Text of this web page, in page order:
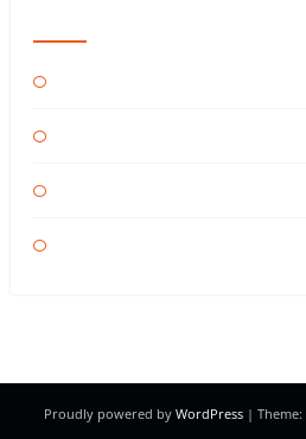
Proudly powered by WordPress | Theme: